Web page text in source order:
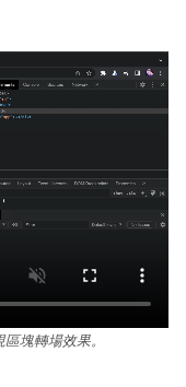
塊轉場效果。